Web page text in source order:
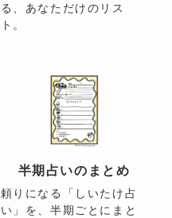
る、あなただけのリス
ト。
半期占いのまとめ
頼りになる「しいたけ占
い」を、半期ごとにまと